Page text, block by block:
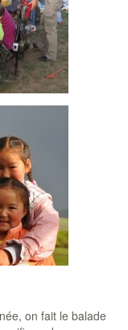
on fait le balade